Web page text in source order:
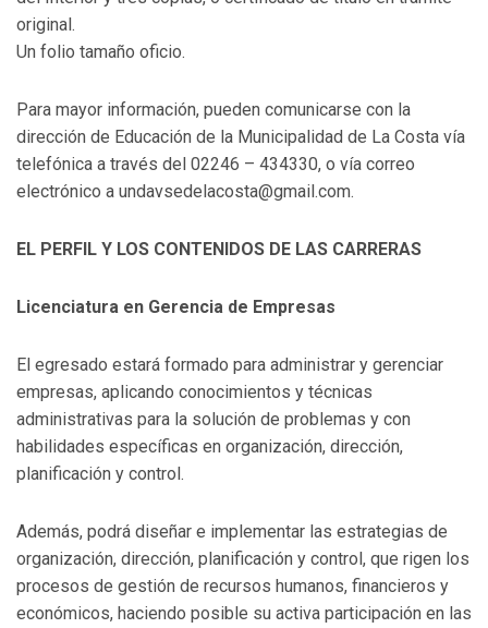
original.
Un folio tamaño oficio.
Para mayor información, pueden comunicarse con la
dirección de Educación de la Municipalidad de La Costa vía
telefónica a través del 02246 – 434330, o vía correo
electrónico a undavsedelacosta@gmail.com.
EL PERFIL Y LOS CONTENIDOS DE LAS CARRERAS
Licenciatura en Gerencia de Empresas
El egresado estará formado para administrar y gerenciar
empresas, aplicando conocimientos y técnicas
administrativas para la solución de problemas y con
habilidades específicas en organización, dirección,
planificación y control.
Además, podrá diseñar e implementar las estrategias de
organización, dirección, planificación y control, que rigen los
procesos de gestión de recursos humanos, financieros y
económicos, haciendo posible su activa participación en las